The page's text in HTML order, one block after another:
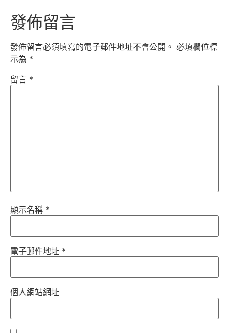
發佈留言
發佈留言必須填寫的電子郵件地址不會公開。 必填欄位標
示為 *
留言 *
顯示名稱 *
電子郵件地址 *
個人網站網址